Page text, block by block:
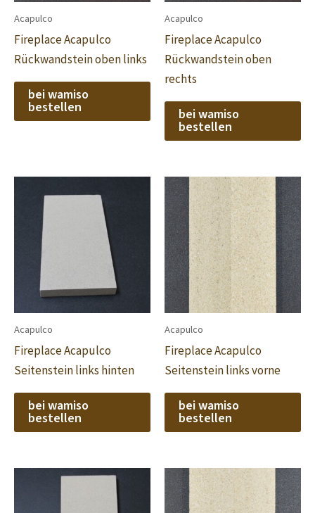
Acapulco
Fireplace Acapulco
Rückwandstein oben links
bei wamiso
bestellen
Acapulco
Fireplace Acapulco
Rückwandstein oben
rechts
bei wamiso
bestellen
Acapulco
Fireplace Acapulco
Seitenstein links hinten
bei wamiso
bestellen
Acapulco
Fireplace Acapulco
Seitenstein links vorne
bei wamiso
bestellen